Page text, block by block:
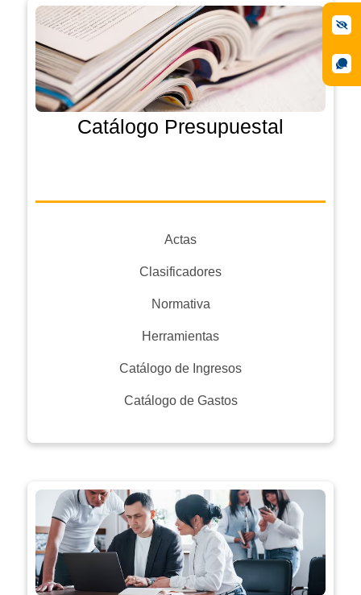
Catálogo Presupuestal
Actas
Clasificadores
Normativa
Herramientas
Catálogo de Ingresos
Catálogo de Gastos